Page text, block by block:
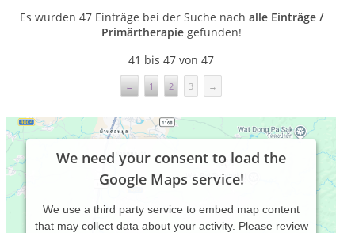
Es wurden 47 Einträge bei der Suche nach alle Einträge /
Primärtherapiegefunden!
41 bis 47 von 47
← 1 2 3 →
We need your consent to load the
Google Maps service!
We use a third party service to embed map content
that may collect data about your activity. Please review